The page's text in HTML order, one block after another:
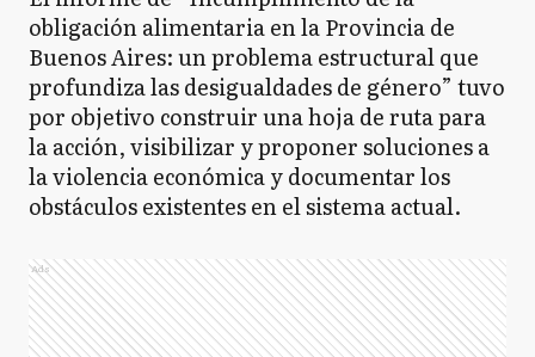
obligación alimentaria en la Provincia de
Buenos Aires: un problema estructural que
profundiza las desigualdades de género” tuvo
por objetivo construir una hoja de ruta para
la acción, visibilizar y proponer soluciones a
la violencia económica y documentar los
obstáculos existentes en el sistema actual.
Ads